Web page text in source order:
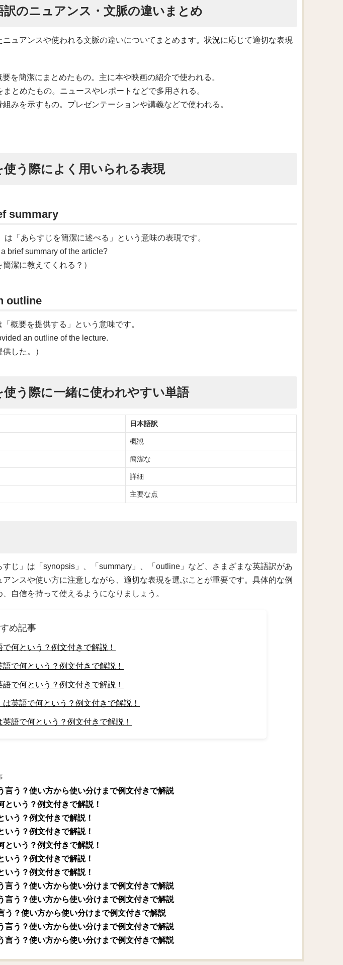
のニュアンス・文脈の違いまとめ
ニュアンスや使われる文脈の違いについてまとめます。状況に応じて適切な表現
を簡潔にまとめたもの。主に本や映画の紹介で使われる。
とめたもの。ニュースやレポートなどで多用される。
みを示すもの。プレゼンテーションや講義などで使われる。
使う際によく用いられる表現
summary
は「あらすじを簡潔に述べる」という意味の表現です。
brief summary of the article?
潔に教えてくれる？）
outline
概要を提供する」という意味です。
an outline of the lecture.
した。）
使う際に一緒に使われやすい単語
日本語訳
概観
簡潔な
詳細
主要な点
すじ」は「synopsis」、「summary」、「outline」など、さまざまな英語訳があ
アンスや使い方に注意しながら、適切な表現を選ぶことが重要です。具体的な例
自信を持って使えるようになりましょう。
め記事
で何という？例文付きで解説！
語で何という？例文付きで解説！
語で何という？例文付きで解説！
は英語で何という？例文付きで解説！
英語で何という？例文付きで解説！
言う？使い方から使い分けまで例文付きで解説
という？例文付きで解説！
いう？例文付きで解説！
いう？例文付きで解説！
という？例文付きで解説！
いう？例文付きで解説！
いう？例文付きで解説！
言う？使い方から使い分けまで例文付きで解説
言う？使い方から使い分けまで例文付きで解説
う？使い方から使い分けまで例文付きで解説
言う？使い方から使い分けまで例文付きで解説
言う？使い方から使い分けまで例文付きで解説